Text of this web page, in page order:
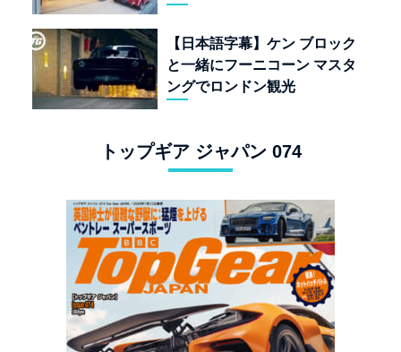
【日本語字幕】ケン ブロック
と一緒にフーニコーン マスタ
ングでロンドン観光
トップギア ジャパン 074